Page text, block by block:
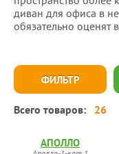
диван для офиса в
обязательно оценят
ФИЛЬТР
Всего товаров: 26
АПОЛЛО